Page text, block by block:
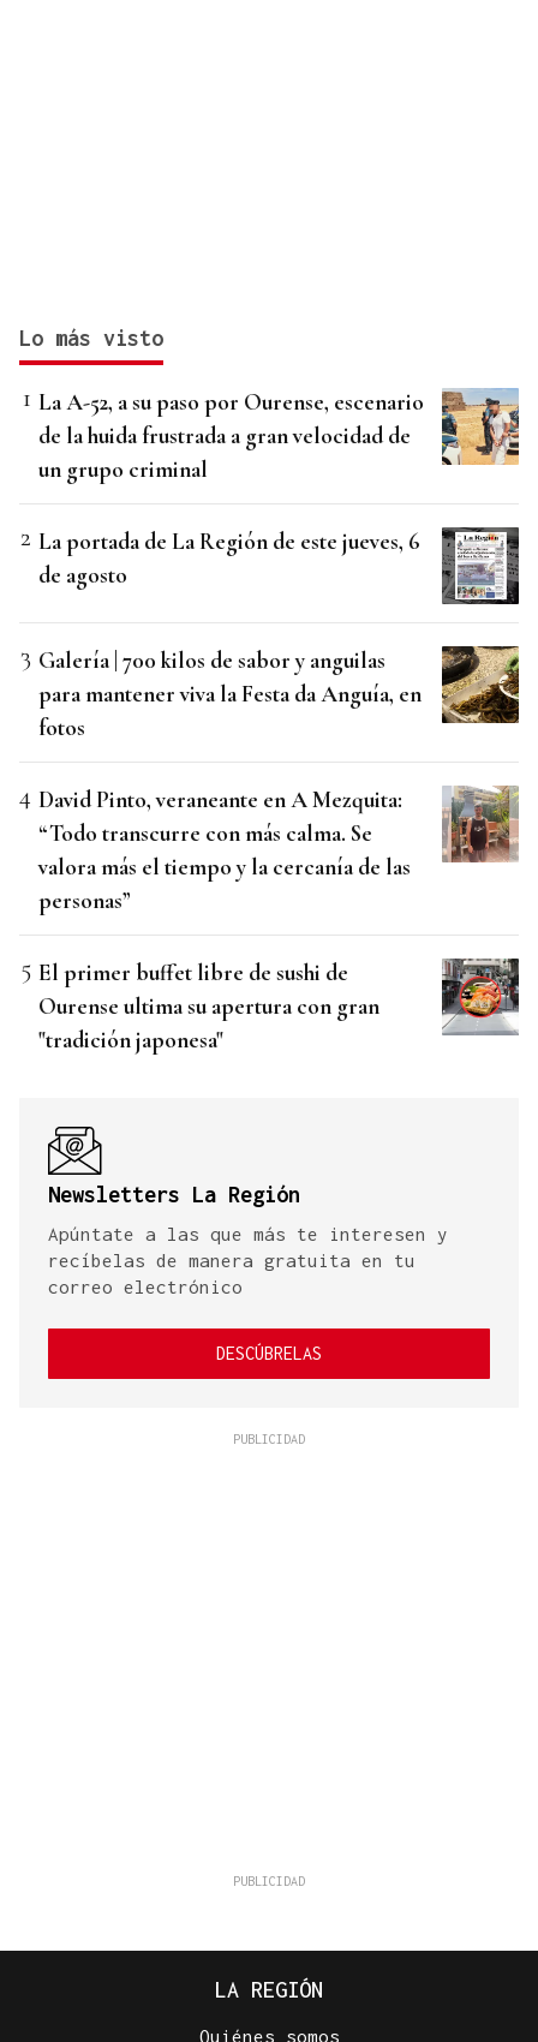
Lo más visto
La A-52, a su paso por Ourense, escenario
de la huida frustrada a gran velocidad de
un grupo criminal
La portada de La Región de este jueves, 6
de agosto
Galería | 700 kilos de sabor y anguilas
para mantener viva la Festa da Anguía, en
fotos
David Pinto, veraneante en A Mezquita:
“Todo transcurre con más calma. Se
valora más el tiempo y la cercanía de las
personas”
El primer buffet libre de sushi de
Ourense ultima su apertura con gran
"tradición japonesa"
Newsletters La Región
Apúntate a las que más te interesen y
recíbelas de manera gratuita en tu
correo electrónico
DESCÚBRELAS
LA REGIÓN
Quiénes somos